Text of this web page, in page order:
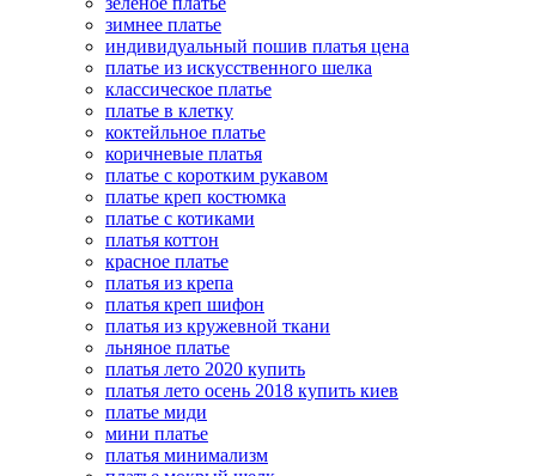
зимнее платье
индивидуальный пошив платья цена
платье из искусственного шелка
классическое платье
платье в клетку
коктейльное платье
коричневые платья
платье с коротким рукавом
платье креп костюмка
платье с котиками
платья коттон
красное платье
платья из крепа
платья креп шифон
платья из кружевной ткани
льняное платье
платья лето 2020 купить
платья лето осень 2018 купить киев
платье миди
мини платье
платья минимализм